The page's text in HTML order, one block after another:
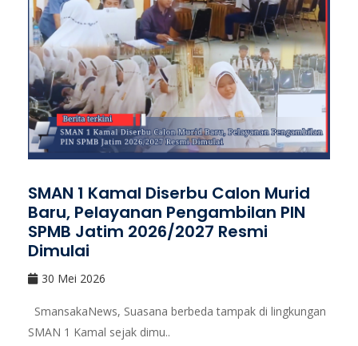
SMAN 1 Kamal Diserbu Calon Murid
Baru, Pelayanan Pengambilan PIN
SPMB Jatim 2026/2027 Resmi
Dimulai
30 Mei 2026
SmansakaNews, Suasana berbeda tampak di lingkungan
SMAN 1 Kamal sejak dimu..